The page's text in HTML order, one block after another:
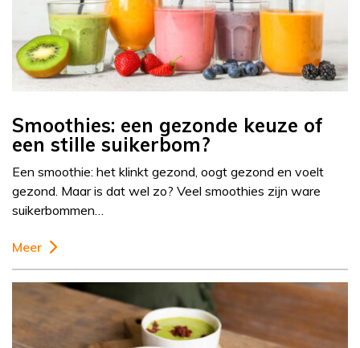
Smoothies: een gezonde keuze of
een stille suikerbom?
Een smoothie: het klinkt gezond, oogt gezond en voelt
gezond. Maar is dat wel zo? Veel smoothies zijn ware
suikerbommen…
Meer